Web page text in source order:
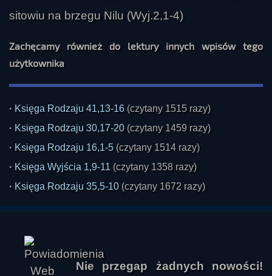
sitowiu na brzegu Nilu (Wyj.2,1-4)
Zachęcamy również do lektury innych wpisów tego
użytkownika
· Księga Rodzaju 41,13-16 (czytany 1515 razy)
· Księga Rodzaju 30,17-20 (czytany 1459 razy)
· Księga Rodzaju 16,1-5 (czytany 1514 razy)
· Księga Wyjścia 1,9-11 (czytany 1358 razy)
· Księga Rodzaju 35,5-10 (czytany 1672 razy)
Nie przegap żadnych nowości!